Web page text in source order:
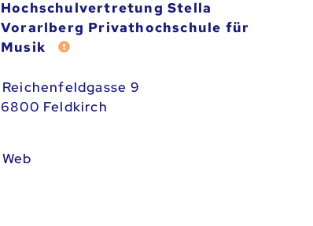
Hochschulvertretung Stella
Vorarlberg Privathochschule für
Musik
Fehler melden
Reichenfeldgasse 9
6800 Feldkirch
Web